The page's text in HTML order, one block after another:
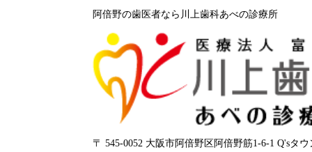
阿倍野の歯医者なら川上歯科あべの診療所
〒 545-0052 大阪市阿倍野区阿倍野筋1-6-1 Q'sタウ